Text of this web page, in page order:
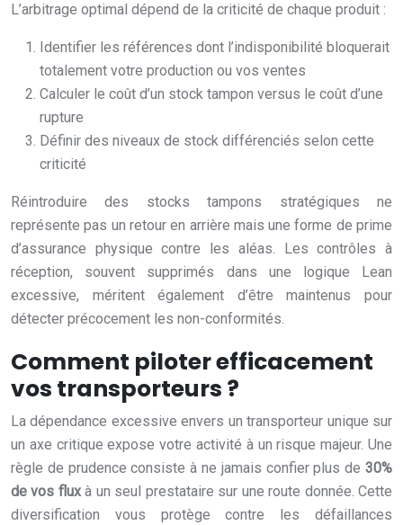
L’arbitrage optimal dépend de la criticité de chaque produit :
Identifier les références dont l’indisponibilité bloquerait
totalement votre production ou vos ventes
Calculer le coût d’un stock tampon versus le coût d’une
rupture
Définir des niveaux de stock différenciés selon cette
criticité
Réintroduire des stocks tampons stratégiques ne
représente pas un retour en arrière mais une forme de prime
d’assurance physique contre les aléas. Les contrôles à
réception, souvent supprimés dans une logique Lean
excessive, méritent également d’être maintenus pour
détecter précocement les non-conformités.
Comment piloter efficacement
vos transporteurs ?
La dépendance excessive envers un transporteur unique sur
un axe critique expose votre activité à un risque majeur. Une
règle de prudence consiste à ne jamais confier plus de 30%
de vos fluxà un seul prestataire sur une route donnée. Cette
diversification vous protège contre les défaillances